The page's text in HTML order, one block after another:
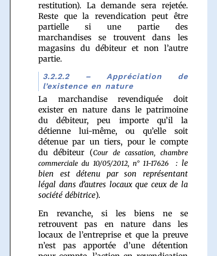
restitution). La demande sera rejetée.
Reste que la revendication peut être
partielle si une partie des
marchandises se trouvent dans les
magasins du débiteur et non l’autre
partie.
3.2.2.2 – Appréciation de
l’existence en nature
La marchandise revendiquée doit
exister en nature dans le patrimoine
du débiteur, peu importe qu’il la
détienne lui-même, ou qu’elle soit
détenue par un tiers, pour le compte
du débiteur (Cour de cassation, chambre
commerciale du 10/05/2012, n° 11-17626 : le
bien est détenu par son représentant
légal dans d’autres locaux que ceux de la
société débitrice).
En revanche, si les biens ne se
retrouvent pas en nature dans les
locaux de l’entreprise et que la preuve
n’est pas apportée d’une détention